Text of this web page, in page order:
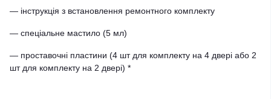
— інструкція з встановлення ремонтного комплекту
— спеціальне мастило (5 мл)
— проставочні пластини (4 шт для комплекту на 4 двері або 2
шт для комплекту на 2 двері) *